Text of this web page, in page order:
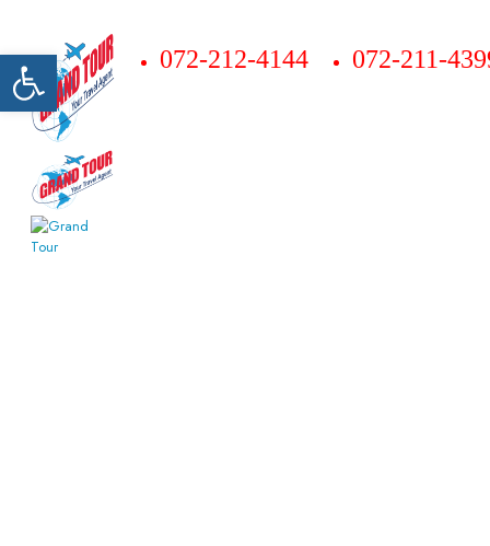
Открыть панель инструментов072-212-4144 072-211-